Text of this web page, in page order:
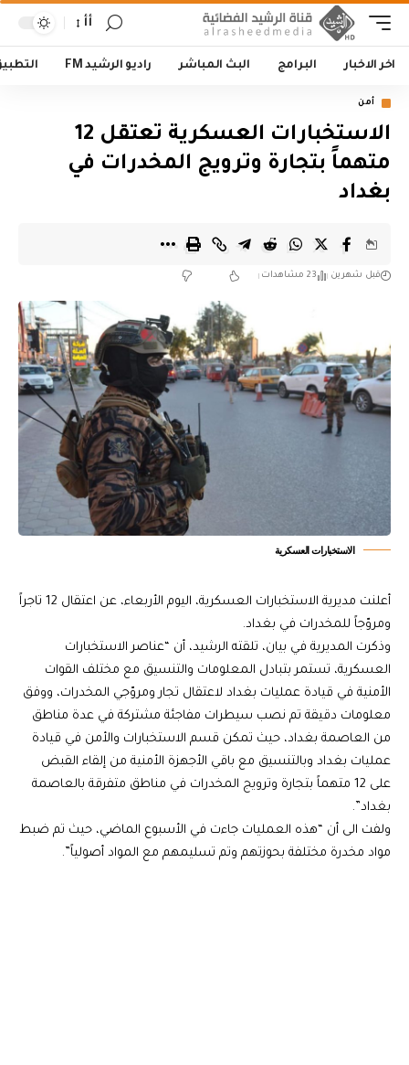
أأ
اخر الاخبار البرامج البث المباشر راديو الرشيد FM
أمن
الاستخبارات العسكرية تعتقل 12
متهماً بتجارة وترويج المخدرات في
بغداد
قبل شهرين 23 مشاهدات
الاستخبارات العسكرية
أعلنت مديرية الاستخبارات العسكرية، اليوم الأربعاء، عن اعتقال 12 تاجراً
ومروّجاً للمخدرات في بغداد.
وذكرت المديرية في بيان، تلقته الرشيد، أن “عناصر الاستخبارات
العسكرية، تستمر بتبادل المعلومات والتنسيق مع مختلف القوات
الأمنية في قيادة عمليات بغداد لاعتقال تجار ومروّجي المخدرات، ووفق
معلومات دقيقة تم نصب سيطرات مفاجئة مشتركة في عدة مناطق
من العاصمة بغداد، حيث تمكن قسم الاستخبارات والأمن في قيادة
عمليات بغداد وبالتنسيق مع باقي الأجهزة الأمنية من إلقاء القبض
على 12 متهماً بتجارة وترويج المخدرات في مناطق متفرقة بالعاصمة
بغداد”.
ولفت الى أن “هذه العمليات جاءت في الأسبوع الماضي، حيث تم ضبط
مواد مخدرة مختلفة بحوزتهم وتم تسليمهم مع المواد أصولياً”.